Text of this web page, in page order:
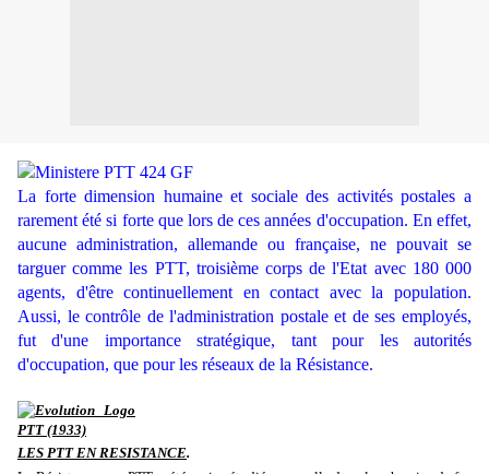
La forte dimension humaine et sociale des activités postales a
rarement été si forte que lors de ces années d'occupation. En effet,
aucune administration, allemande ou française, ne pouvait se
targuer comme les PTT, troisième corps de l'Etat avec 180 000
agents, d'être continuellement en contact avec la population.
Aussi, le contrôle de l'administration postale et de ses employés,
fut d'une importance stratégique, tant pour les autorités
d'occupation, que pour les réseaux de la Résistance.
LES PTT EN RESISTANCE.